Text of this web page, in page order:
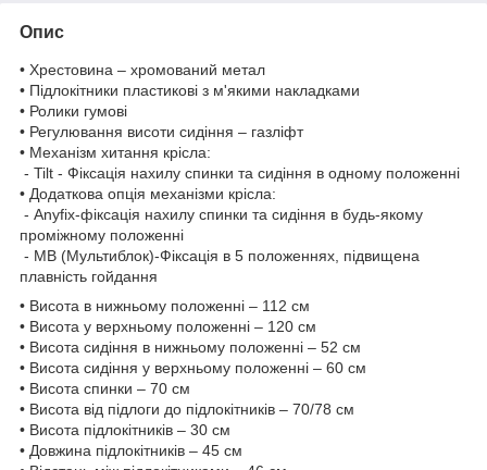
Опис
• Хрестовина – хромований метал
• Підлокітники пластикові з м'якими накладками
• Ролики гумові
• Регулювання висоти сидіння – газліфт
• Механізм хитання крісла:
- Tilt - Фіксація нахилу спинки та сидіння в одному положенні
• Додаткова опція механізми крісла:
- Anyfix-фіксація нахилу спинки та сидіння в будь-якому
проміжному положенні
- МВ (Мультиблок)-Фіксація в 5 положеннях, підвищена
плавність гойдання
• Висота в нижньому положенні – 112 см
• Висота у верхньому положенні – 120 см
• Висота сидіння в нижньому положенні – 52 см
• Висота сидіння у верхньому положенні – 60 см
• Висота спинки – 70 см
• Висота від підлоги до підлокітників – 70/78 см
• Висота підлокітників – 30 см
• Довжина підлокітників – 45 см